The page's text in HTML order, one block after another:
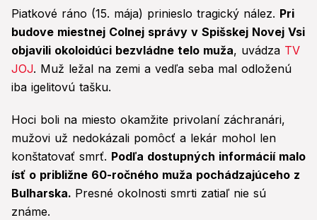
Piatkové ráno (15. mája) prinieslo tragický nález. Pri
budove miestnej Colnej správy v Spišskej Novej Vsi
objavili okoloidúci bezvládne telo muža, uvádza TV
JOJ. Muž ležal na zemi a vedľa seba mal odloženú
iba igelitovú tašku.
Hoci boli na miesto okamžite privolaní záchranári,
mužovi už nedokázali pomôcť a lekár mohol len
konštatovať smrť. Podľa dostupných informácií malo
ísť o približne 60-ročného muža pochádzajúceho z
Bulharska. Presné okolnosti smrti zatiaľ nie sú
známe.